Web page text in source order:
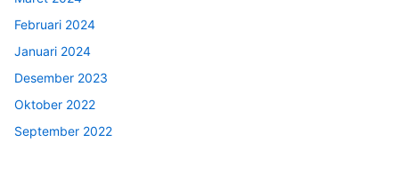
Februari 2024
Januari 2024
Desember 2023
Oktober 2022
September 2022